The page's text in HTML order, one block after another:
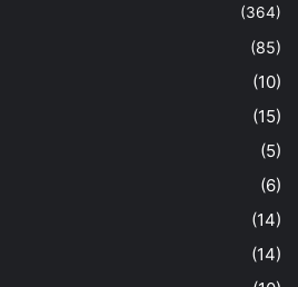
(364)
(85)
(10)
(15)
(5)
(6)
(14)
(14)